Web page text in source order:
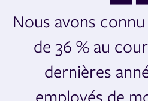
Nous avons
de 36 % au
dernières
employés de